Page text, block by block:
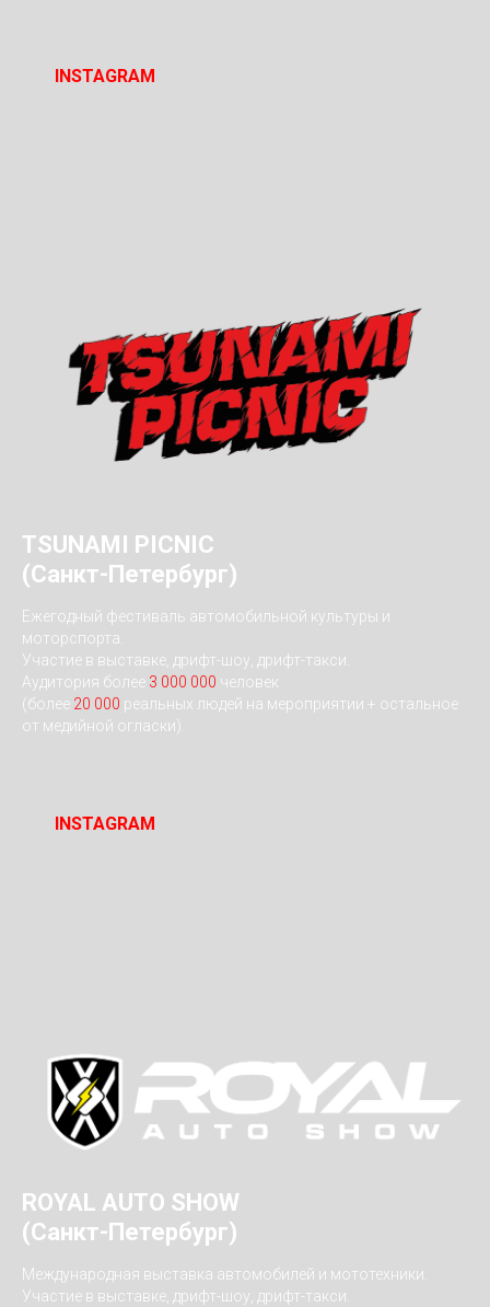
INSTAGRAM
TSUNAMI PICNIC
(Санкт-Петербург)
Ежегодный фестиваль автомобильной культуры и
моторспорта.
Участие в выставке, дрифт-шоу, дрифт-такси.
Аудитория более 3 000 000 человек
(более 20 000 реальных людей на мероприятии + остальное
от медийной огласки).
INSTAGRAM
ROYAL AUTO SHOW
(Санкт-Петербург)
Международная выставка автомобилей и мототехники.
Участие в выставке, дрифт-шоу, дрифт-такси.